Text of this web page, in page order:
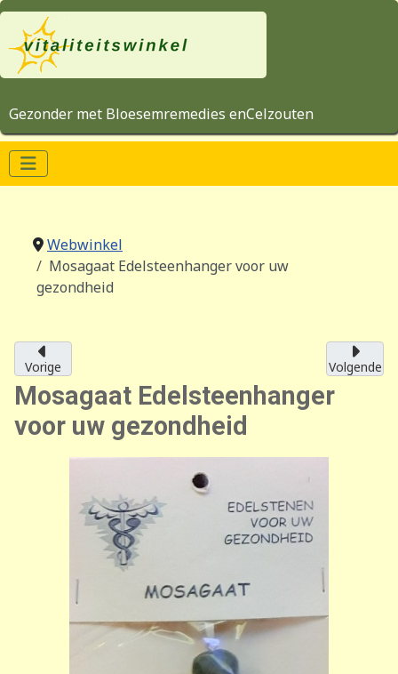
Gezonder met Bloesemremedies enCelzouten
Webwinkel
Mosagaat Edelsteenhanger voor uw
gezondheid
Vorige Volgende
Mosagaat Edelsteenhanger
voor uw gezondheid